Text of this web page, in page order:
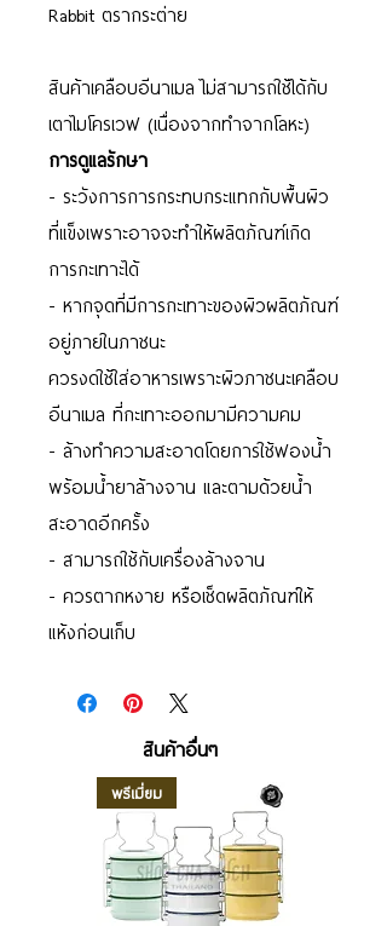
Rabbit ตรากระต่าย
สินค้าเคลือบอีนาเมล ไม่สามารถใช้ได้กับ
เตาไมโครเวฟ (เนื่องจากทำจากโลหะ)
การดูแลรักษา
- ระวังการการกระทบกระแทกกับพื้นผิว
ที่แข็งเพราะอาจจะทำให้ผลิตภัณฑ์เกิด
การกะเทาะได้
- หากจุดที่มีการกะเทาะของผิวผลิตภัณฑ์
อยู่ภายในภาชนะ
ควรงดใช้ใส่อาหารเพราะผิวภาชนะเคลือบ
อีนาเมล ที่กะเทาะออกมามีความคม
- ล้างทำความสะอาดโดยการใช้ฟองน้ำ
พร้อมน้ำยาล้างจาน และตามด้วยน้ำ
สะอาดอีกครั้ง
- สามารถใช้กับเครื่องล้างจาน
- ควรตากหงาย หรือเช็ดผลิตภัณฑ์ให้
แห้งก่อนเก็บ
สินค้าอื่นๆ
พรีเมี่ยม